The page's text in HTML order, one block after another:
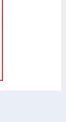
বার্তা দিলেন